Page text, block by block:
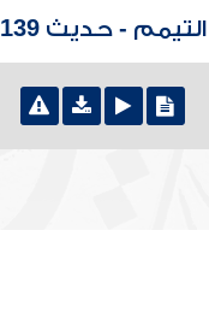
- حديث 139-140